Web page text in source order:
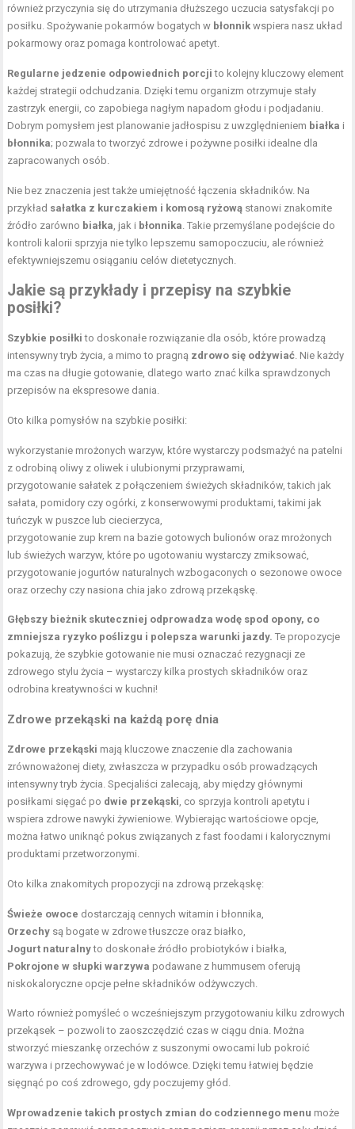
również przyczynia się do utrzymania dłuższego uczucia satysfakcji po
posiłku. Spożywanie pokarmów bogatych w błonnik wspiera nasz układ
pokarmowy oraz pomaga kontrolować apetyt.
Regularne jedzenie odpowiednich porcji to kolejny kluczowy element
każdej strategii odchudzania. Dzięki temu organizm otrzymuje stały
zastrzyk energii, co zapobiega nagłym napadom głodu i podjadaniu.
Dobrym pomysłem jest planowanie jadłospisu z uwzględnieniem białka i
błonnika; pozwala to tworzyć zdrowe i pożywne posiłki idealne dla
zapracowanych osób.
Nie bez znaczenia jest także umiejętność łączenia składników. Na
przykład sałatka z kurczakiem i komosą ryżową stanowi znakomite
źródło zarówno białka, jak i błonnika. Takie przemyślane podejście do
kontroli kalorii sprzyja nie tylko lepszemu samopoczuciu, ale również
efektywniejszemu osiąganiu celów dietetycznych.
Jakie są przykłady i przepisy na szybkie
posiłki?
Szybkie posiłki to doskonałe rozwiązanie dla osób, które prowadzą
intensywny tryb życia, a mimo to pragną zdrowo się odżywiać. Nie każdy
ma czas na długie gotowanie, dlatego warto znać kilka sprawdzonych
przepisów na ekspresowe dania.
Oto kilka pomysłów na szybkie posiłki:
wykorzystanie mrożonych warzyw, które wystarczy podsmażyć na patelni
z odrobiną oliwy z oliwek i ulubionymi przyprawami,
przygotowanie sałatek z połączeniem świeżych składników, takich jak
sałata, pomidory czy ogórki, z konserwowymi produktami, takimi jak
tuńczyk w puszce lub ciecierzyca,
przygotowanie zup krem na bazie gotowych bulionów oraz mrożonych
lub świeżych warzyw, które po ugotowaniu wystarczy zmiksować,
przygotowanie jogurtów naturalnych wzbogaconych o sezonowe owoce
oraz orzechy czy nasiona chia jako zdrową przekąskę.
Głębszy bieżnik skuteczniej odprowadza wodę spod opony, co
zmniejsza ryzyko poślizgu i polepsza warunki jazdy. Te propozycje
pokazują, że szybkie gotowanie nie musi oznaczać rezygnacji ze
zdrowego stylu życia – wystarczy kilka prostych składników oraz
odrobina kreatywności w kuchni!
Zdrowe przekąski na każdą porę dnia
Zdrowe przekąski mają kluczowe znaczenie dla zachowania
zrównoważonej diety, zwłaszcza w przypadku osób prowadzących
intensywny tryb życia. Specjaliści zalecają, aby między głównymi
posiłkami sięgać po dwie przekąski, co sprzyja kontroli apetytu i
wspiera zdrowe nawyki żywieniowe. Wybierając wartościowe opcje,
można łatwo uniknąć pokus związanych z fast foodami i kalorycznymi
produktami przetworzonymi.
Oto kilka znakomitych propozycji na zdrową przekąskę:
Świeże owoce dostarczają cennych witamin i błonnika,
Orzechy są bogate w zdrowe tłuszcze oraz białko,
Jogurt naturalnyto doskonałe źródło probiotyków i białka,
Pokrojone w słupki warzywa podawane z hummusem oferują
niskokaloryczne opcje pełne składników odżywczych.
Warto również pomyśleć o wcześniejszym przygotowaniu kilku zdrowych
przekąsek – pozwoli to zaoszczędzić czas w ciągu dnia. Można
stworzyć mieszankę orzechów z suszonymi owocami lub pokroić
warzywa i przechowywać je w lodówce. Dzięki temu łatwiej będzie
sięgnąć po coś zdrowego, gdy poczujemy głód.
Wprowadzenie takich prostych zmian do codziennego menu może